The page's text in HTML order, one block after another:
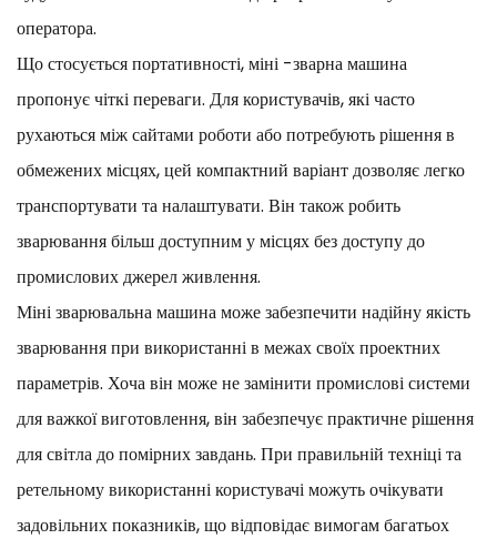
оператора.
Що стосується портативності, міні -зварна машина
пропонує чіткі переваги. Для користувачів, які часто
рухаються між сайтами роботи або потребують рішення в
обмежених місцях, цей компактний варіант дозволяє легко
транспортувати та налаштувати. Він також робить
зварювання більш доступним у місцях без доступу до
промислових джерел живлення.
Міні зварювальна машина може забезпечити надійну якість
зварювання при використанні в межах своїх проектних
параметрів. Хоча він може не замінити промислові системи
для важкої виготовлення, він забезпечує практичне рішення
для світла до помірних завдань. При правильній техніці та
ретельному використанні користувачі можуть очікувати
задовільних показників, що відповідає вимогам багатьох